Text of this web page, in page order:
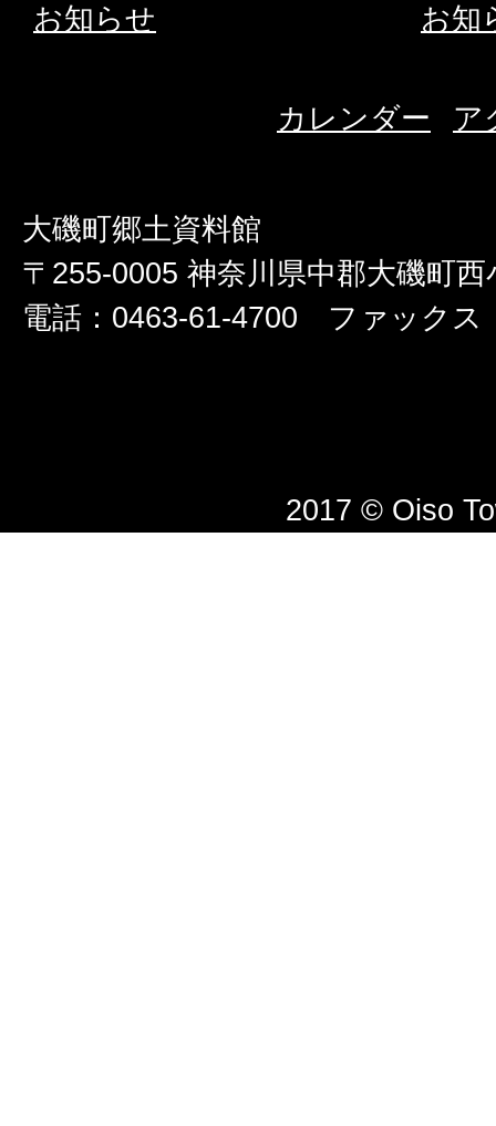
お知らせ
お知
カレンダー ア
大磯町郷土資料館
〒255-0005 神奈川県中郡大磯町西
電話：0463-61-4700 ファックス
2017 © Oiso